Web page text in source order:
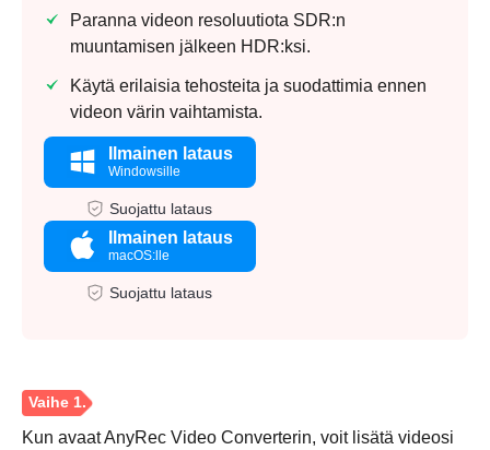
Paranna videon resoluutiota SDR:n
muuntamisen jälkeen HDR:ksi.
Käytä erilaisia tehosteita ja suodattimia ennen
videon värin vaihtamista.
Ilmainen lataus
Windowsille
Suojattu lataus
Ilmainen lataus
macOS:lle
Suojattu lataus
Kun avaat AnyRec Video Converterin, voit lisätä videosi